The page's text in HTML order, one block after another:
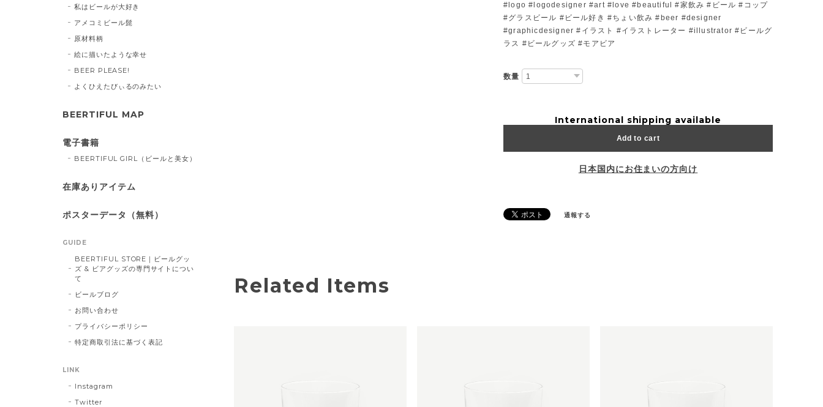
#logo #logodesigner #art #love #beautiful #家飲み #ビール #コップ
#グラスビール #ビール好き #ちょい飲み #beer #designer
#graphicdesigner #イラスト #イラストレーター #illustrator #ビールグ
ラス #ビールグッズ #モアビア
数量
International shipping available
Add to cart
日本国内にお住まいの方向け
通報する
Related Items
私はビールが大好き
アメコミビール髭
原材料柄
絵に描いたような幸せ
BEER PLEASE!
よくひえたびぃるのみたい
BEERTIFUL MAP
電子書籍
BEERTIFUL GIRL（ビールと美女）
在庫ありアイテム
ポスターデータ（無料）
GUIDE
BEERTIFUL STORE｜ビールグッ
ズ & ビアグッズの専門サイトについ
て
ビールブログ
お問い合わせ
プライバシーポリシー
特定商取引法に基づく表記
LINK
Instagram
Twitter